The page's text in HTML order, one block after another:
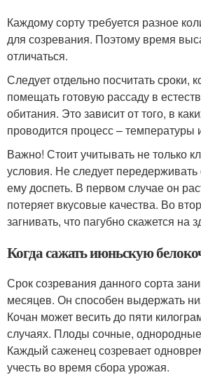
Каждому сорту требуется разное
для созревания. Поэтому время
отличаться.
Следует отдельно посчитать сроки,
помещать готовую рассаду в
обитания. Это зависит от того, в
проводится процесс – температуры
Важно! Стоит учитывать не только
условия. Не следует
ему доспеть. В первом случае он
потеряет вкусовые качества. Во
загнивать, что пагубно скажется на
Когда сажать июньскую
Срок созревания данного сорта
месяцев. Он способен выдержать
Кочан может весить до пяти
случаях. Плоды сочные,
Каждый саженец созревает
учесть во время сбора урожая.